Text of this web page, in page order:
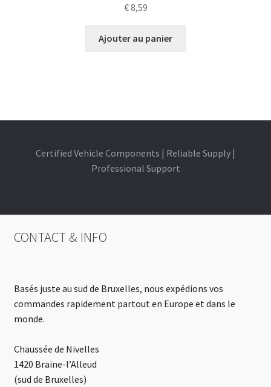
€8,59
Ajouter au panier
Certified Vehicle Components | Reliable Supply |
Professional Support
CONTACT & INFO
Basés juste au sud de Bruxelles, nous expédions vos
commandes rapidement partout en Europe et dans le
monde.
Chaussée de Nivelles
1420 Braine-l’Alleud
(sud de Bruxelles)